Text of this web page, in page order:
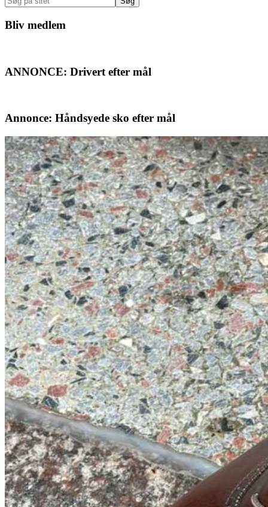
på
sitet
Bliv medlem
ANNONCE: Drivert efter mål
Annonce: Håndsyede sko efter mål